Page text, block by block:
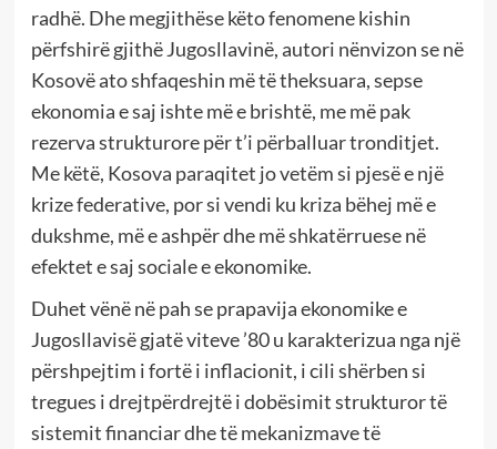
radhë. Dhe megjithëse këto fenomene kishin
përfshirë gjithë Jugosllavinë, autori nënvizon se në
Kosovë ato shfaqeshin më të theksuara, sepse
ekonomia e saj ishte më e brishtë, me më pak
rezerva strukturore për t’i përballuar tronditjet.
Me këtë, Kosova paraqitet jo vetëm si pjesë e një
krize federative, por si vendi ku kriza bëhej më e
dukshme, më e ashpër dhe më shkatërruese në
efektet e saj sociale e ekonomike.
Duhet vënë në pah se prapavija ekonomike e
Jugosllavisë gjatë viteve ’80 u karakterizua nga një
përshpejtim i fortë i inflacionit, i cili shërben si
tregues i drejtpërdrejtë i dobësimit strukturor të
sistemit financiar dhe të mekanizmave të